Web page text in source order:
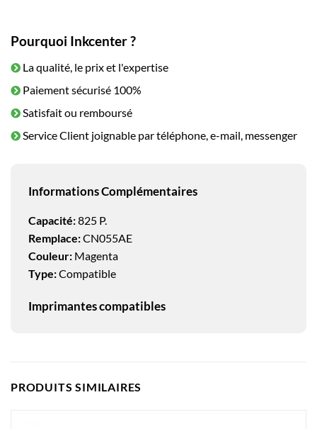
Pourquoi Inkcenter ?
La qualité, le prix et l'expertise
Paiement sécurisé 100%
Satisfait ou remboursé
Service Client joignable par téléphone, e-mail, messenger
Informations Complémentaires
Capacité:825 P.
Remplace:CN055AE
Couleur: Magenta
Type:Compatible
Imprimantes compatibles
PRODUITS SIMILAIRES